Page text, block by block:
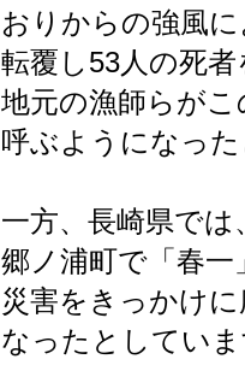
おりからの強風
転覆し53人の死
地元の漁師らが
呼ぶようになっ
一方、長崎県で
郷ノ浦町で「春
災害をきっかけ
なったとしていま